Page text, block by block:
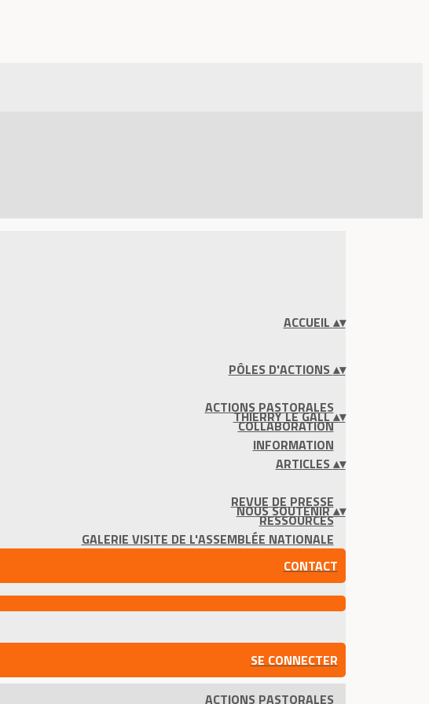
ACCUEIL ▴▾
PÔLES D'ACTIONS ▴▾
ACTIONS PASTORALES
COLLABORATION
INFORMATION
THIERRY LE GALL▴▾
ARTICLES ▴▾
REVUE DE PRESSE
RESSOURCES
GALERIE VISITE DE L'ASSEMBLÉE NATIONALE
NOUS SOUTENIR▴▾
CONTACT
SE CONNECTER
ACTIONS PASTORALES